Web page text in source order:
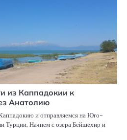
из Каппадокии к
Анатолию
и отправляемся на Юго-
Турции. Начнем с озера Бейшехир и